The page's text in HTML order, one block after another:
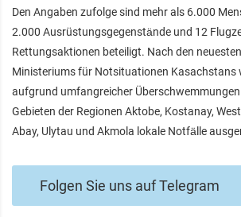
Den Angaben zufolge sind mehr als 6.000
2.000 Ausrüstungsgegenstände und 12
Rettungsaktionen beteiligt. Nach den
Ministeriums für Notsituationen Kasachstans
aufgrund umfangreicher Überschwemmungen
Gebieten der Regionen Aktobe, Kostanay,
Abay, Ulytau und Akmola lokale Notfälle
Folgen Sie uns auf Telegram